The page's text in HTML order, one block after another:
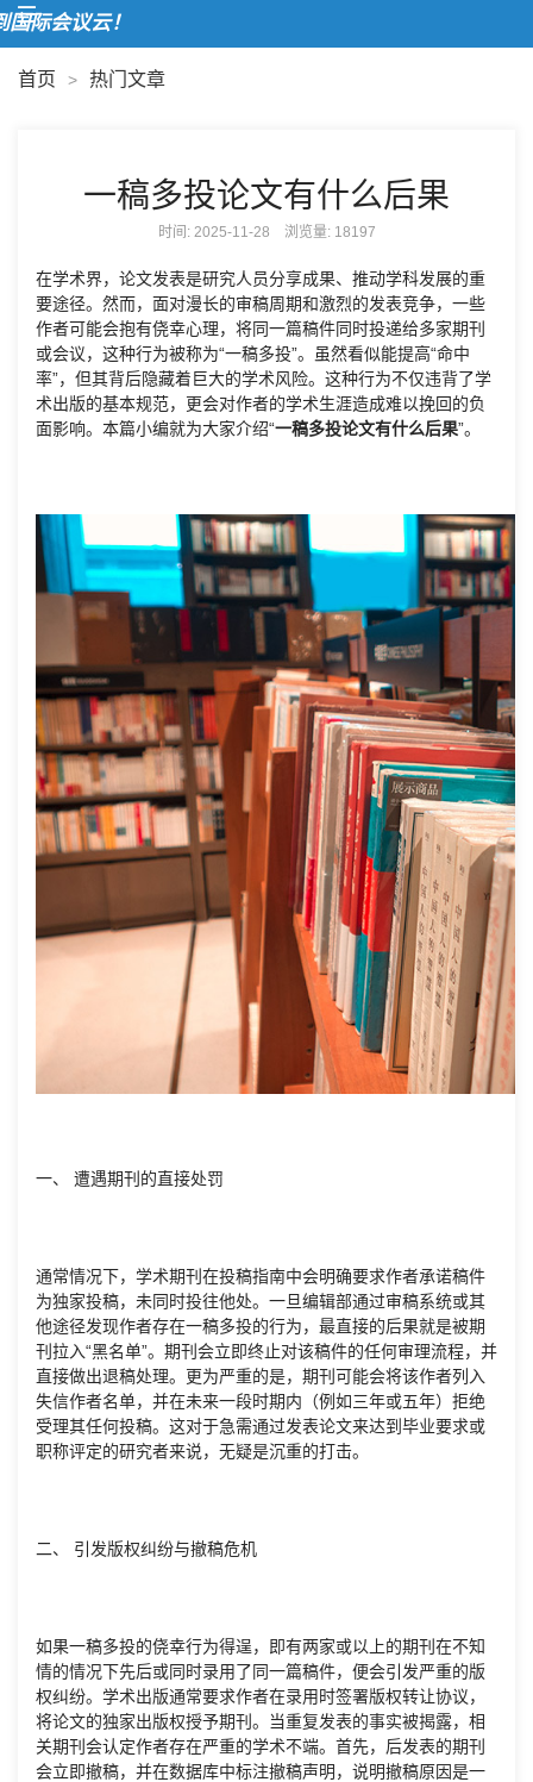
首页 > 热门文章
一稿多投论文有什么后果
时间: 2025-11-28 浏览量: 18197
在学术界，论文发表是研究人员分享成果、推动学科发展的重
要途径。然而，面对漫长的审稿周期和激烈的发表竞争，一些
作者可能会抱有侥幸心理，将同一篇稿件同时投递给多家期刊
或会议，这种行为被称为“一稿多投”。虽然看似能提高“命中
率”，但其背后隐藏着巨大的学术风险。这种行为不仅违背了学
术出版的基本规范，更会对作者的学术生涯造成难以挽回的负
面影响。本篇小编就为大家介绍“一稿多投论文有什么后果”。
一、 遭遇期刊的直接处罚
通常情况下，学术期刊在投稿指南中会明确要求作者承诺稿件
为独家投稿，未同时投往他处。一旦编辑部通过审稿系统或其
他途径发现作者存在一稿多投的行为，最直接的后果就是被期
刊拉入“黑名单”。期刊会立即终止对该稿件的任何审理流程，并
直接做出退稿处理。更为严重的是，期刊可能会将该作者列入
失信作者名单，并在未来一段时期内（例如三年或五年）拒绝
受理其任何投稿。这对于急需通过发表论文来达到毕业要求或
职称评定的研究者来说，无疑是沉重的打击。
二、 引发版权纠纷与撤稿危机
如果一稿多投的侥幸行为得逞，即有两家或以上的期刊在不知
情的情况下先后或同时录用了同一篇稿件，便会引发严重的版
权纠纷。学术出版通常要求作者在录用时签署版权转让协议，
将论文的独家出版权授予期刊。当重复发表的事实被揭露，相
关期刊会认定作者存在严重的学术不端。首先，后发表的期刊
会立即撤稿，并在数据库中标注撤稿声明，说明撤稿原因是一